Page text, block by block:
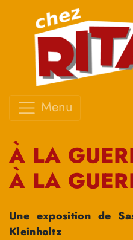
Menu
À LA
À LA
Une exposition de
Kleinholtz